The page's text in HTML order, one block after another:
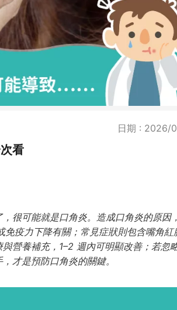
日期 : 2026/
看
很可能就是口角炎。造成口角炎的原因
疫力下降有關；常見症狀則包含嘴角紅
營養補充，1–2 週內可明顯改善；若忽
才是預防口角炎的關鍵。